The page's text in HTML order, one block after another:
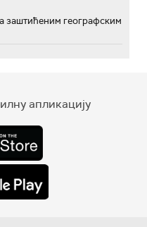
заштићеним географским
апликацију